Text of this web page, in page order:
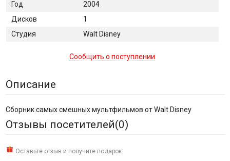
Год
2004
Дисков
1
Студия
Walt Disney
Сообщить о поступлении
Описание
Сборник самых смешных мультфильмов от Walt Disney
Отзывы посетителей(0)
Оставьте отзыв и получите подарок: